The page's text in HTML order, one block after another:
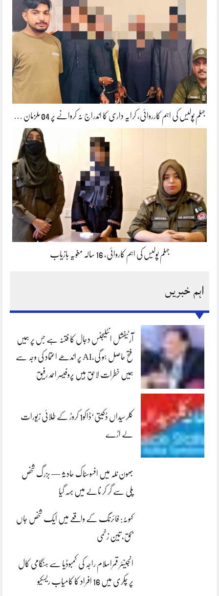
جہلم پولیس کی اہم کارروائی، کرایہ داری کا اندراج نہ کروانے پر 04 ملزمان …
جہلم پولیس کی اہم کاروائی، 16 سالہ مغویہ بازیاب
اہم خبریں
آرٹیفشل انٹلیجنس دجال کا فتنہ ہے جس پر ہمیں
فتح حاصل ہو گی،AI پر اندھے اعتماد کی وجہ سے
ہمیں خطرات لاحق ہیں پروفیسر احمد رفیق
کلرسیداں ڈکیتی‘ڈاکو1 کروڑ کے طلائی زیورات
لے اڑے
بھون نلہ میں افسوسناک حادثہ — بزرگ شخص
پلی سے گر کر نالے میں بہہ گیا
کہوٹہ: فائرنگ کے واقعے میں ایک شخص جاں
بحق، تین زخمی
انجینئر قمراسلام راجہ کی کمبوڈیا سے ہنگامی کال
پر چکری میں 16 افراد کا کامیاب ریسکیو